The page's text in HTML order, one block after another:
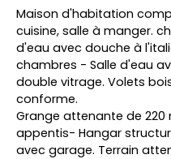
Maison d'habitation
cuisine, salle à manger.
d'eau avec douche à
chambres - Salle d'eau
double vitrage. Volets
conforme.
Grange attenante de 220
appentis- Hangar
avec garage. Terrain